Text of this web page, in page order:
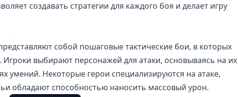
создавать стратегии для каждого боя и делает игру
собой пошаговые тактические бои, в которых
выбирают персонажей для атаки, основываясь на их
умений. Некоторые герои специализируются на атаке,
обладают способностью наносить массовый урон.